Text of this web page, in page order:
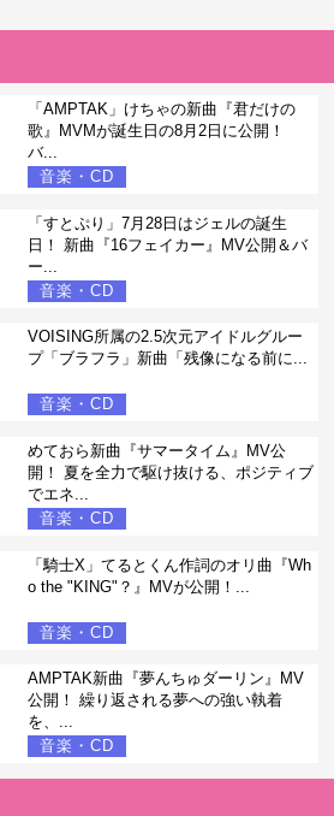
「AMPTAK」けちゃの新曲『君だけの
歌』MVMが誕生日の8月2日に公開！
バ...
音楽・CD
「すとぷり」7月28日はジェルの誕生
日！ 新曲『16フェイカー』MV公開＆バ
ー...
音楽・CD
VOISING所属の2.5次元アイドルグルー
プ「ブラフラ」新曲「残像になる前に...
音楽・CD
めておら新曲『サマータイム』MV公
開！ 夏を全力で駆け抜ける、ポジティブ
でエネ...
音楽・CD
「騎士X」てるとくん作詞のオリ曲『Wh
o the "KING"？』MVが公開！...
音楽・CD
AMPTAK新曲『夢んちゅダーリン』MV
公開！ 繰り返される夢への強い執着
を、...
音楽・CD